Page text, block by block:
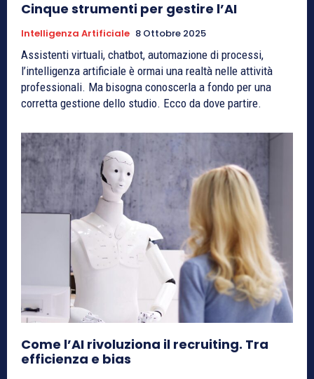
Cinque strumenti per gestire l’AI
Intelligenza Artificiale 8 Ottobre 2025
Assistenti virtuali, chatbot, automazione di processi,
l’intelligenza artificiale è ormai una realtà nelle attività
professionali. Ma bisogna conoscerla a fondo per una
corretta gestione dello studio. Ecco da dove partire.
Come l’AI rivoluziona il recruiting. Tra
efficienza e bias